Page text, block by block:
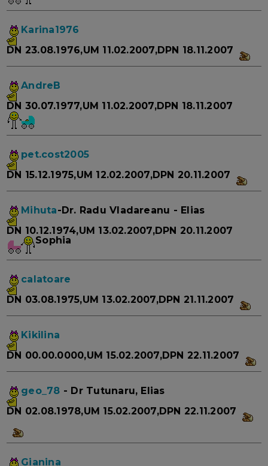
Karina1976
DN 23.08.1976,UM 11.02.2007,DPN 18.11.2007
AndreB
DN 30.07.1977,UM 11.02.2007,DPN 18.11.2007
pet.cost2005
DN 15.12.1975,UM 12.02.2007,DPN 20.11.2007
Mihuta-Dr. Radu Vladareanu - Elias
DN 10.12.1974,UM 13.02.2007,DPN 20.11.2007
Sophia
calatoare
DN 03.08.1975,UM 13.02.2007,DPN 21.11.2007
Kikilina
DN 00.00.0000,UM 15.02.2007,DPN 22.11.2007
geo_78 - Dr Tutunaru, Elias
DN 02.08.1978,UM 15.02.2007,DPN 22.11.2007
Gianina